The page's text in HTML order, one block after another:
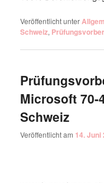
Veröffentlicht unter
Schweiz,
Microsoft 70-
Schweiz
Veröffentlicht am 14. Juni